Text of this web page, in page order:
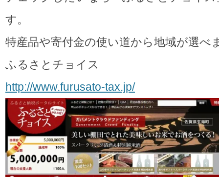
す。
特産品や寄付金の使い道から地域が選べ
ふるさとチョイス
http://www.furusato-tax.jp/